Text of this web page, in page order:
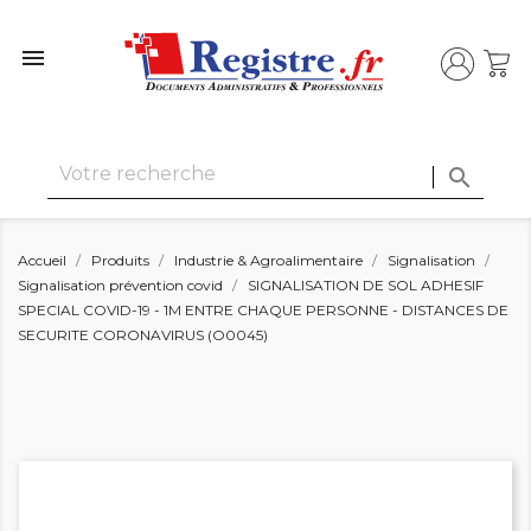


Accueil Produits Industrie & Agroalimentaire
Signalisation
Signalisation prévention covid
SIGNALISATION DE SOL ADHESIF
SPECIAL COVID-19 - 1M ENTRE CHAQUE PERSONNE - DISTANCES DE
SECURITE CORONAVIRUS (O0045)